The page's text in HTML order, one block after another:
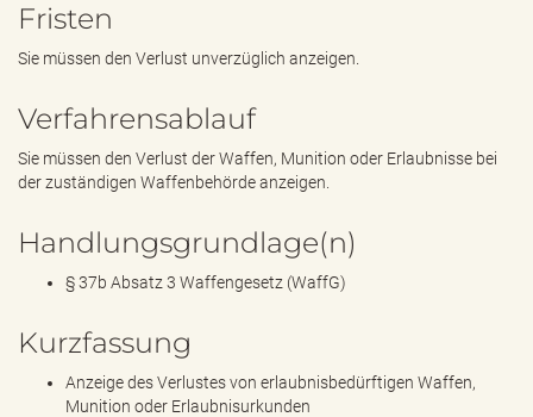
Fristen
Sie müssen den Verlust unverzüglich anzeigen.
Verfahrensablauf
Sie müssen den Verlust der Waffen, Munition oder Erlaubnisse bei
der zuständigen Waffenbehörde anzeigen.
Handlungsgrundlage(n)
§ 37b Absatz 3 Waffengesetz (WaffG)
Kurzfassung
Anzeige des Verlustes von erlaubnisbedürftigen Waffen,
Munition oder Erlaubnisurkunden